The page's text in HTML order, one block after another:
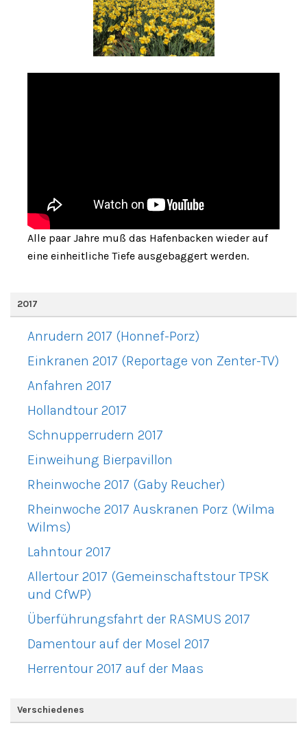
Alle paar Jahre muß das Hafenbacken wieder auf
eine einheitliche Tiefe ausgebaggert werden.
2017
Anrudern 2017 (Honnef-Porz)
Einkranen 2017 (Reportage von Zenter-TV)
Anfahren 2017
Hollandtour 2017
Schnupperrudern 2017
Einweihung Bierpavillon
Rheinwoche 2017 (Gaby Reucher)
Rheinwoche 2017 Auskranen Porz (Wilma
Wilms)
Lahntour 2017
Allertour 2017 (Gemeinschaftstour TPSK
und CfWP)
Überführungsfahrt der RASMUS 2017
Damentour auf der Mosel 2017
Herrentour 2017 auf der Maas
Verschiedenes